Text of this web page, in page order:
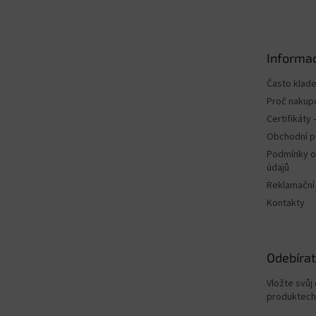
Často
Proč
Certifikáty
Obchodní
Podmínky
údajů
Kontakty
Vložte svůj